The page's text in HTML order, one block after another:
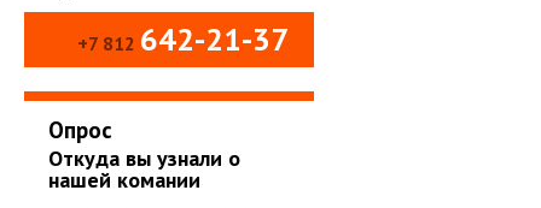
+7 812 642-21-37
Опрос
Откуда вы узнали о
нашей комании